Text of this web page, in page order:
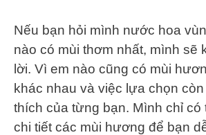
Nếu bạn hỏi mình nước hoa
nào có mùi thơm nhất, mình sẽ
lời. Vì em nào cũng có mùi
khác nhau và việc lựa chọn
thích của từng bạn. Mình chỉ có
chi tiết các mùi hương để bạn